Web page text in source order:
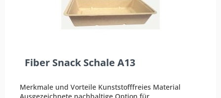
Fiber Snack Schale A13
Merkmale und Vorteile Kunststofffreies Material